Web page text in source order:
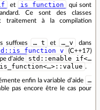
et is_function
qui sont
Ce sont des classes
à la compilation
suffixes …_t et …_v dans
(C++17)
d’aide
std::enable_if<…
.
enfin la variable d’aide
…
pas encore être le cas pour